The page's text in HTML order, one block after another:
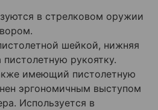
в стрелковом оружии
шейкой, нижняя
рукоятку.
имеющий пистолетную
эргономичным выступом
Используется в